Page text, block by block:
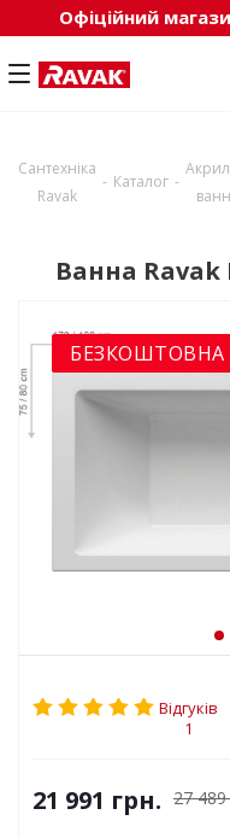
Офіційний
Сантехніка
Ravak
- Каталог -
Ванна Ravak
БЕЗКОШТОВНА
Відгуків
1
21 991 грн. 27 489